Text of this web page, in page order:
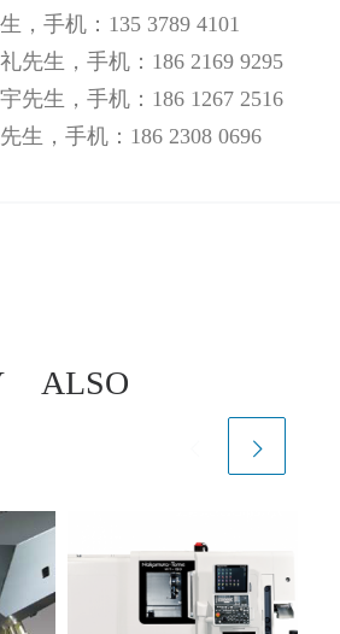
，手机：135 3789 4101
先生，手机：186 2169 9295
先生，手机：186 1267 2516
生，手机：186 2308 0696
ALSO